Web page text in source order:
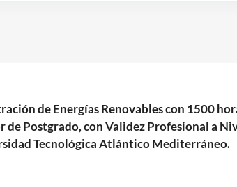
de Energías Renovables con 1500
Postgrado, con Validez Profesional a
Tecnológica Atlántico Mediterráneo.